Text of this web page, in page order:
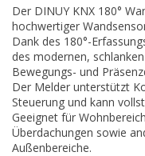
Der DINUY KNX 180°
hochwertiger
Dank des 180°-
des modernen,
Bewegungs- und
Der Melder unterstützt
Steuerung und kann
Geeignet für
Überdachungen sowie
Außenbereiche.